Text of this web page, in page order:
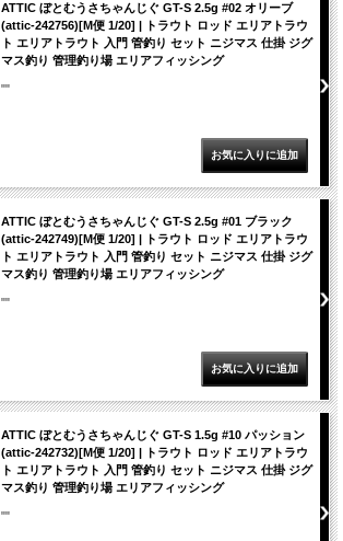
ATTIC ぼとむうさちゃんじぐ GT-S 2.5g #02 オリーブ
(attic-242756)[M便 1/20] | トラウト ロッド エリアトラウ
ト エリアトラウト 入門 管釣り セット ニジマス 仕掛 ジグ
マス釣り 管理釣り場 エリアフィッシング
""
ATTIC ぼとむうさちゃんじぐ GT-S 2.5g #01 ブラック
(attic-242749)[M便 1/20] | トラウト ロッド エリアトラウ
ト エリアトラウト 入門 管釣り セット ニジマス 仕掛 ジグ
マス釣り 管理釣り場 エリアフィッシング
""
ATTIC ぼとむうさちゃんじぐ GT-S 1.5g #10 パッション
(attic-242732)[M便 1/20] | トラウト ロッド エリアトラウ
ト エリアトラウト 入門 管釣り セット ニジマス 仕掛 ジグ
マス釣り 管理釣り場 エリアフィッシング
""